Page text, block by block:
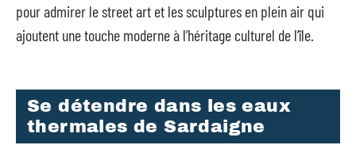
pour admirer le street art et les sculptures en plein air qui
ajoutent une touche moderne à l’héritage culturel de l’île.
Se détendre dans les eaux
thermales de Sardaigne